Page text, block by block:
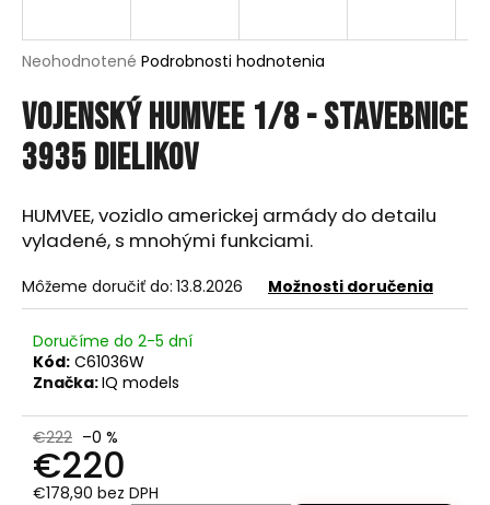
Priemerné
produktu
je
0,0
z
hviezdičiek.
Neohodnotené Podrobnosti hodnotenia
Vojenský HUMVEE 1/8 - Stavebnice
3935 dielikov
HUMVEE, vozidlo americkej armády do detailu
vyladené, s mnohými funkciami.
Môžeme doručiť do: 13.8.2026 Možnosti doručenia
Doručíme do 2-5 dní
Kód: C61036W
Značka:IQ models
€222 –0 %
€220
€178,90 bez DPH
j
ť
?
HĽADAŤ
o